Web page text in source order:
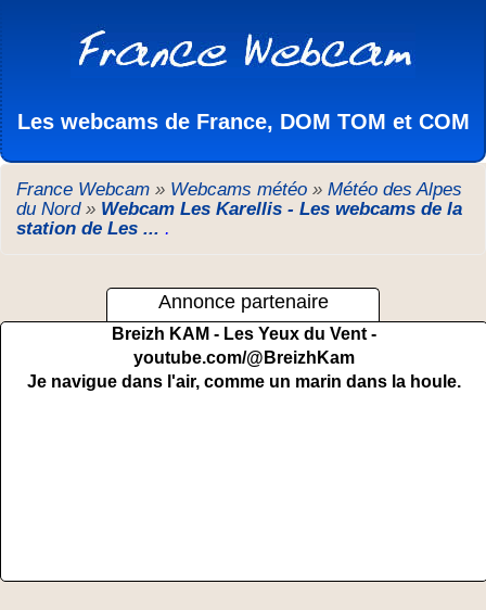
Les webcams de France, DOM TOM et COM
France Webcam » Webcams météo » Météo des Alpes
du Nord» Webcam Les Karellis - Les webcams de la
station de Les ... .
Annonce partenaire
Breizh KAM - Les Yeux du Vent -
youtube.com/@BreizhKam
Je navigue dans l'air, comme un marin dans la houle.